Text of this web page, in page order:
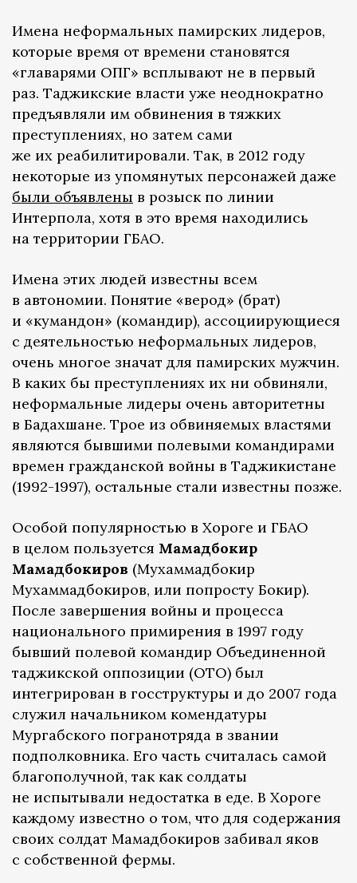
Имена неформальных памирских лидеров,
которые время от времени становятся
«главарями ОПГ» всплывают не в первый
раз. Таджикские власти уже неоднократно
предъявляли им обвинения в тяжких
преступлениях, но затем сами
же их реабилитировали. Так, в 2012 году
некоторые из упомянутых персонажей даже
были объявлены в розыск по линии
Интерпола, хотя в это время находились
на территории ГБАО.
Имена этих людей известны всем
в автономии. Понятие «верод» (брат)
и «кумандон» (командир), ассоциирующиеся
с деятельностью неформальных лидеров,
очень многое значат для памирских мужчин.
В каких бы преступлениях их ни обвиняли,
неформальные лидеры очень авторитетны
в Бадахшане. Трое из обвиняемых властями
являются бывшими полевыми командирами
времен гражданской войны в Таджикистане
(1992-1997), остальные стали известны позже.
Особой популярностью в Хороге и ГБАО
в целом пользуется Мамадбокир
Мамадбокиров (Мухаммадбокир
Мухаммадбокиров, или попросту Бокир).
После завершения войны и процесса
национального примирения в 1997 году
бывший полевой командир Объединенной
таджикской оппозиции (ОТО) был
интегрирован в госструктуры и до 2007 года
служил начальником комендатуры
Мургабского погранотряда в звании
подполковника. Его часть считалась самой
благополучной, так как солдаты
не испытывали недостатка в еде. В Хороге
каждому известно о том, что для содержания
своих солдат Мамадбокиров забивал яков
с собственной фермы.